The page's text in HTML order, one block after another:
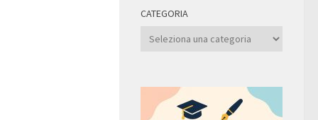
CATEGORIA
Categoria